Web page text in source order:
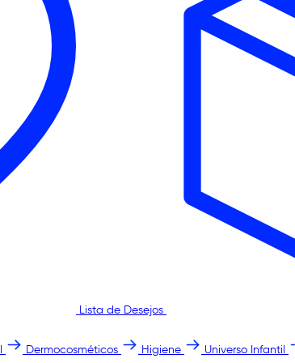
Lista de Desejos
Dermocosméticos Higiene Universo Infantil